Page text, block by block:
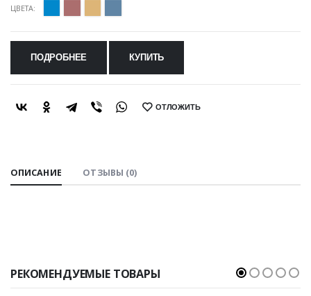
ЦВЕТА:
ПОДРОБНЕЕ КУПИТЬ
SHARE: ОТЛОЖИТЬ
ОПИСАНИЕ ОТЗЫВЫ (0)
РЕКОМЕНДУЕМЫЕ ТОВАРЫ